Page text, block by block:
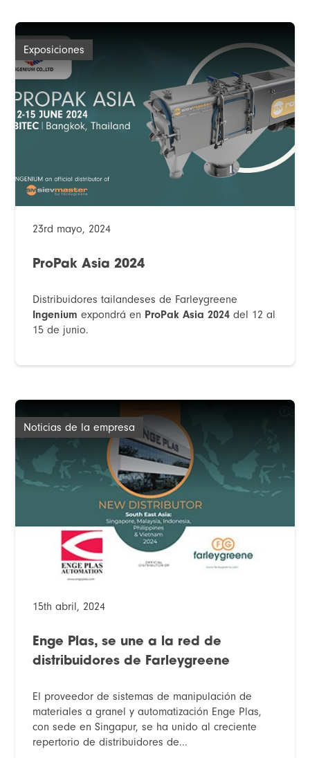
Exposiciones
23rd mayo, 2024
ProPak Asia 2024
Distribuidores tailandeses de Farleygreene
Ingenium expondrá en ProPak Asia 2024 del 12 al
15 de junio.
Noticias de la empresa
15th abril, 2024
Enge Plas, se une a la red de
distribuidores de Farleygreene
El proveedor de sistemas de manipulación de
materiales a granel y automatización Enge Plas,
con sede en Singapur, se ha unido al creciente
repertorio de distribuidores de...